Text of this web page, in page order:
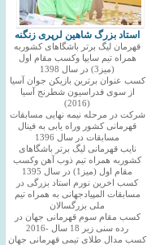
استاد بزرگ شاهین لرپری زنگنه
قهرمان لیگ برتر باشگاهای کشوربه
همراه تیم سایپا وکسب مقام اول
(میز3) در سال 1398
کسب عنوان برترین بازیکن جوان آسیا
از سوی فدراسیون شطرنج آسیا
(2016)
شرکت در مرحله نیمه نهایی مسابقات
قهرمانی کشور وراه یابی به فینال
مسابقات در سال 1396
نایب قهرمانی لیگ برتر باشگاهای
کشوربه همراه تیم ذوب آهن وکسب
مقام اول (میز1) در سال 1395
کسب اخرین نورم استاد بزرگی در
مسابقات المپیادجهانی به همراه تیم
ملی بزرگسالان
کسب مقام سوم قهرمانی جهان در
رده سنی زیر 18 سال -2016
کسب مدال طلای تیمی قهرمانی جهان